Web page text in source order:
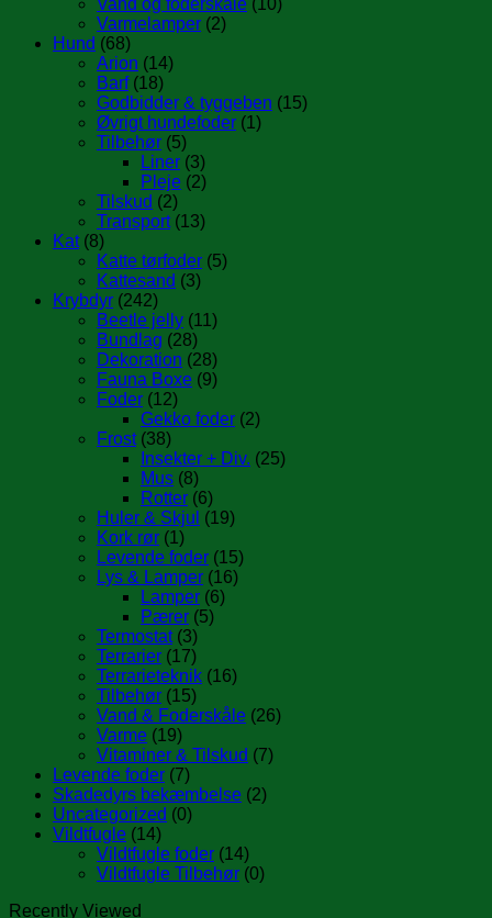
Vand og foderskåle (10)
Varmelamper (2)
Hund (68)
Arion (14)
Barf (18)
Godbidder & tyggeben (15)
Øvrigt hundefoder (1)
Tilbehør (5)
Liner (3)
Pleje (2)
Tilskud (2)
Transport (13)
Kat (8)
Katte tørfoder (5)
Kattesand (3)
Krybdyr (242)
Beetle jelly (11)
Bundlag (28)
Dekoration (28)
Fauna Boxe (9)
Foder (12)
Gekko foder (2)
Frost (38)
Insekter + Div. (25)
Mus (8)
Rotter (6)
Huler & Skjul (19)
Kork rør (1)
Levende foder (15)
Lys & Lamper (16)
Lamper (6)
Pærer (5)
Termostat (3)
Terrarier (17)
Terrarieteknik (16)
Tilbehør (15)
Vand & Foderskåle (26)
Varme (19)
Vitaminer & Tilskud (7)
Levende foder (7)
Skadedyrs bekæmbelse (2)
Uncategorized (0)
Vildtfugle (14)
Vildtfugle foder (14)
Vildtfugle Tilbehør (0)
Recently Viewed